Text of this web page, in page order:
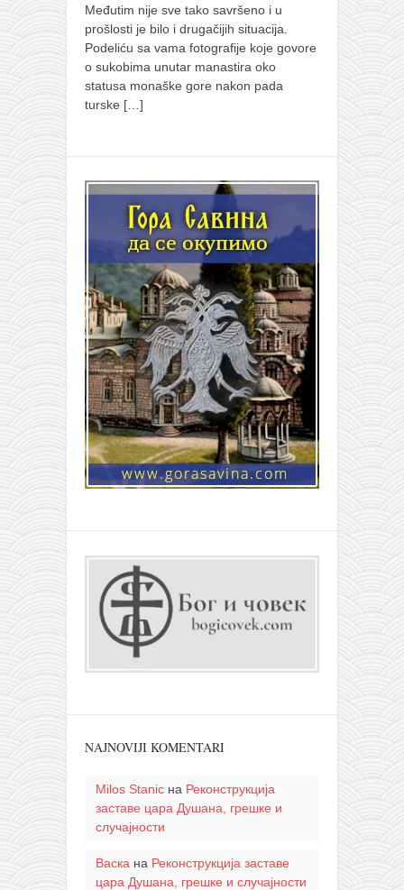
Međutim nije sve tako savršeno i u
prošlosti je bilo i drugačijih situacija.
Podeliću sa vama fotografije koje govore
o sukobima unutar manastira oko
statusa monaške gore nakon pada
turske […]
NAJNOVIJI KOMENTARI
Milos Stanicна Реконструкција
заставе цара Душана, грешке и
случајности
Васка на Реконструкција заставе
цара Душана, грешке и случајности